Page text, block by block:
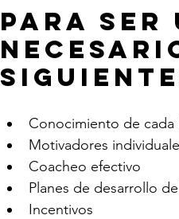
Para
Conocimiento de
Motivadores
Coacheo efectivo
Planes de desarrollo
Incentivos